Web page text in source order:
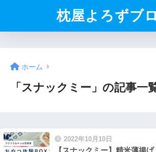
枕屋よろずブ
ホーム
「スナックミー」の記事一
2022年10月10日